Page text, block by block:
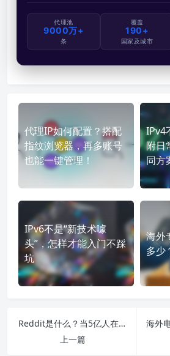
代理池
9000万+
条
覆盖
190+
国家及城市
代理IP如何配置？搭配
指纹浏览器，再多账号
也能一键管理！
IPv4
附日
同方
IPv6不是“新技术噱
头”，怎样才能入门不踩
坑
海外
多少
Reddit是什么？当5亿人在匿名状态下相遇，社会规则如何重写？
上一篇